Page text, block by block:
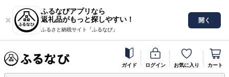
ふるなびアプリなら
返礼品がもっと探しやすい！
ふるさと納税サイト「ふるなび」
開く
ガイド ログイン お気に入り カート